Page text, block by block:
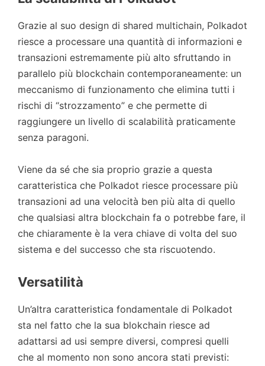
Grazie al suo design di shared multichain, Polkadot
riesce a processare una quantità di informazioni e
transazioni estremamente più alto sfruttando in
parallelo più blockchain contemporaneamente: un
meccanismo di funzionamento che elimina tutti i
rischi di “strozzamento” e che permette di
raggiungere un livello di scalabilità praticamente
senza paragoni.
Viene da sé che sia proprio grazie a questa
caratteristica che Polkadot riesce processare più
transazioni ad una velocità ben più alta di quello
che qualsiasi altra blockchain fa o potrebbe fare, il
che chiaramente è la vera chiave di volta del suo
sistema e del successo che sta riscuotendo.
Versatilità
Un’altra caratteristica fondamentale di Polkadot
sta nel fatto che la sua blokchain riesce ad
adattarsi ad usi sempre diversi, compresi quelli
che al momento non sono ancora stati previsti: